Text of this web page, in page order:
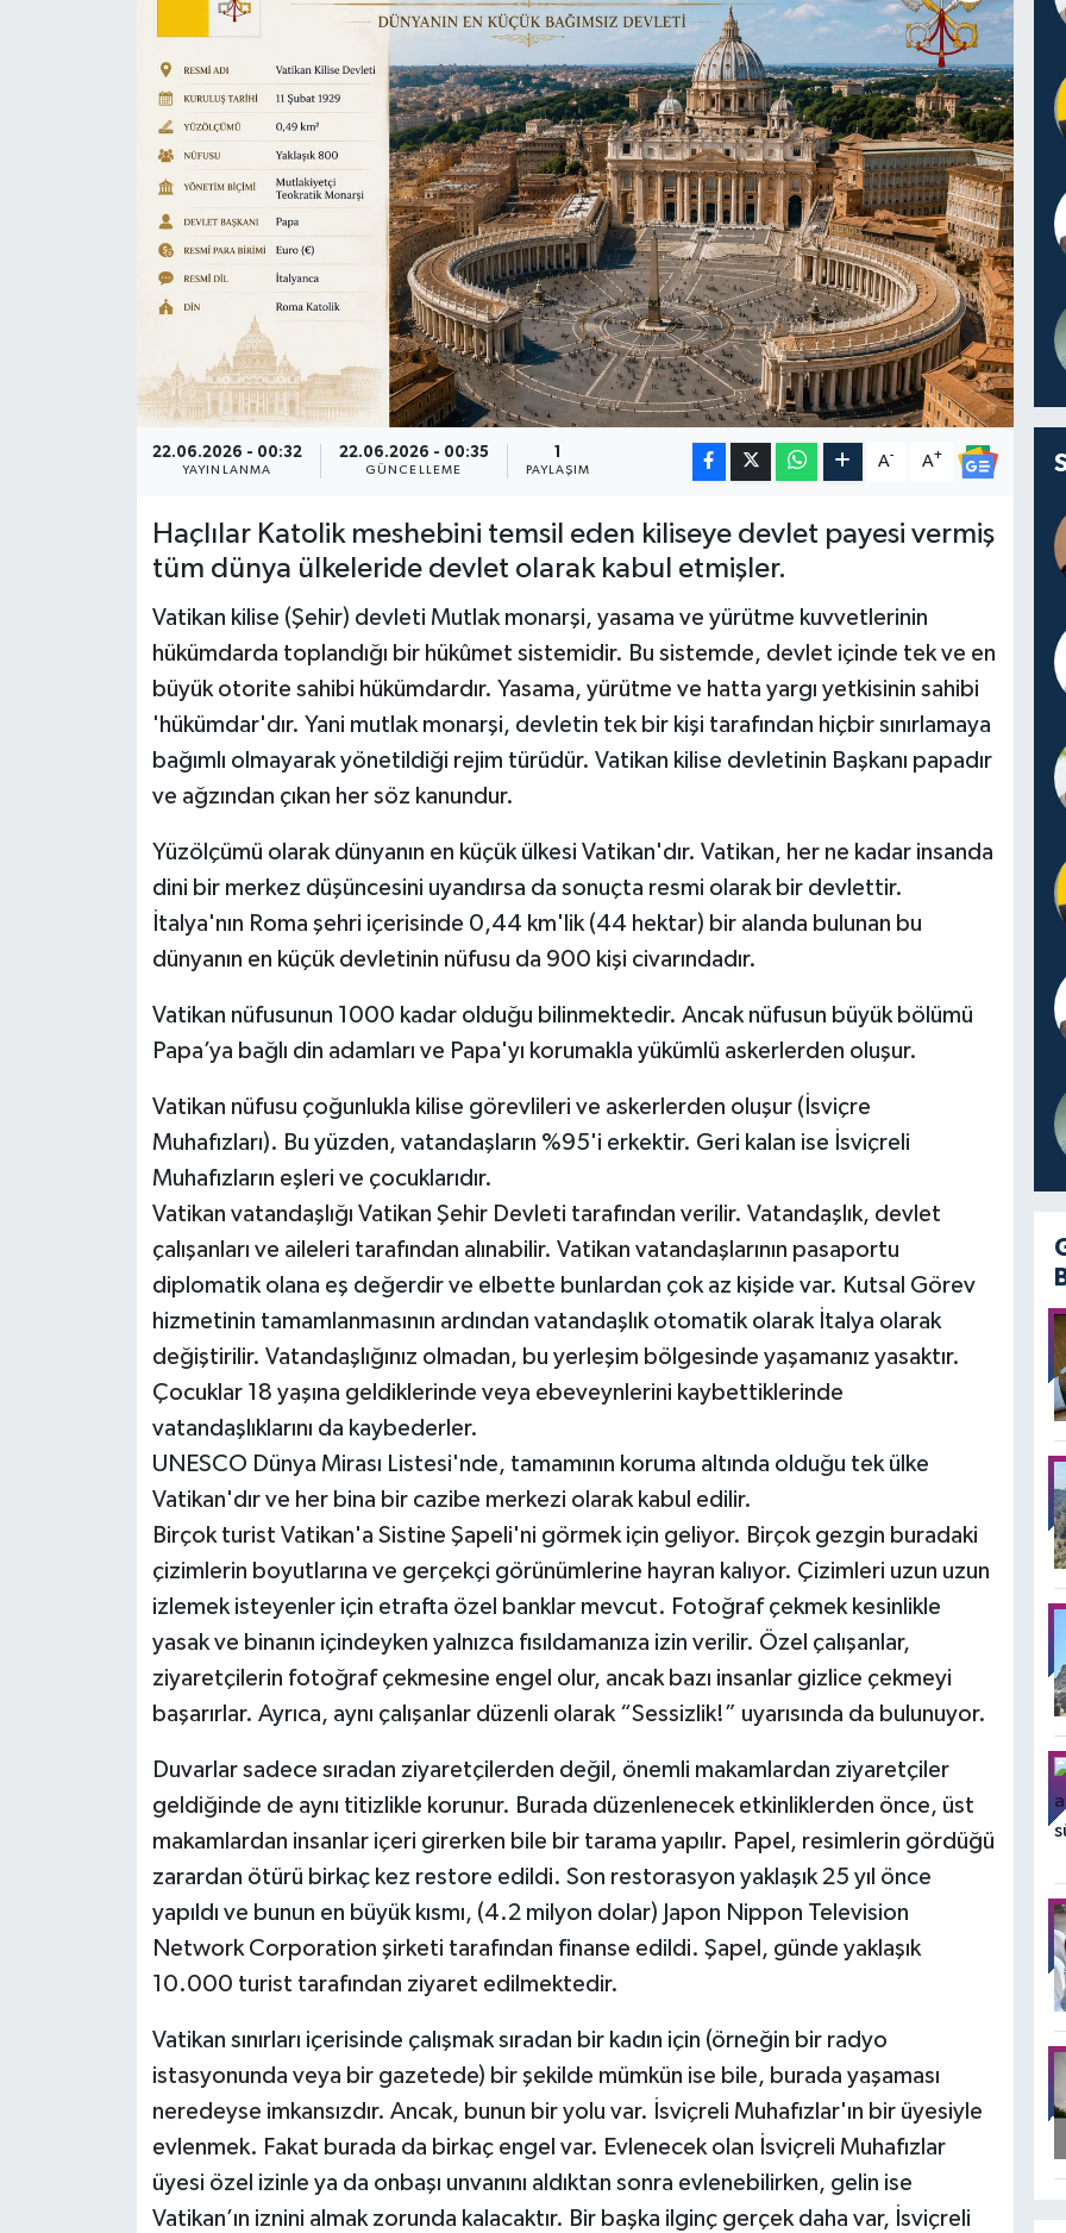
22.06.2026 - 00:32
YAYINLANMA
22.06.2026 - 00:35
GÜNCELLEME PAYLAŞIM
A- A+
Haçlılar Katolik meshebini temsil eden kiliseye devlet payesi vermiş
tüm dünya ülkeleride devlet olarak kabul etmişler.
Vatikan kilise (Şehir) devleti Mutlak monarşi, yasama ve yürütme kuvvetlerinin
hükümdarda toplandığı bir hükûmet sistemidir. Bu sistemde, devlet içinde tek ve en
büyük otorite sahibi hükümdardır. Yasama, yürütme ve hatta yargı yetkisinin sahibi
'hükümdar'dır. Yani mutlak monarşi, devletin tek bir kişi tarafından hiçbir sınırlamaya
bağımlı olmayarak yönetildiği rejim türüdür. Vatikan kilise devletinin Başkanı papadır
ve ağzından çıkan her söz kanundur.
Yüzölçümü olarak dünyanın en küçük ülkesi Vatikan'dır. Vatikan, her ne kadar insanda
dini bir merkez düşüncesini uyandırsa da sonuçta resmi olarak bir devlettir.
İtalya'nın Roma şehri içerisinde 0,44 km'lik (44 hektar) bir alanda bulunan bu
dünyanın en küçük devletinin nüfusu da 900 kişi civarındadır.
Vatikan nüfusunun 1000 kadar olduğu bilinmektedir. Ancak nüfusun büyük bölümü
Papa’ya bağlı din adamları ve Papa'yı korumakla yükümlü askerlerden oluşur.
Vatikan nüfusu çoğunlukla kilise görevlileri ve askerlerden oluşur (İsviçre
Muhafızları). Bu yüzden, vatandaşların %95'i erkektir. Geri kalan ise İsviçreli
Muhafızların eşleri ve çocuklarıdır.
Vatikan vatandaşlığı Vatikan Şehir Devleti tarafından verilir. Vatandaşlık, devlet
çalışanları ve aileleri tarafından alınabilir. Vatikan vatandaşlarının pasaportu
diplomatik olana eş değerdir ve elbette bunlardan çok az kişide var. Kutsal Görev
hizmetinin tamamlanmasının ardından vatandaşlık otomatik olarak İtalya olarak
değiştirilir. Vatandaşlığınız olmadan, bu yerleşim bölgesinde yaşamanız yasaktır.
Çocuklar 18 yaşına geldiklerinde veya ebeveynlerini kaybettiklerinde
vatandaşlıklarını da kaybederler.
UNESCO Dünya Mirası Listesi'nde, tamamının koruma altında olduğu tek ülke
Vatikan'dır ve her bina bir cazibe merkezi olarak kabul edilir.
Birçok turist Vatikan'a Sistine Şapeli'ni görmek için geliyor. Birçok gezgin buradaki
çizimlerin boyutlarına ve gerçekçi görünümlerine hayran kalıyor. Çizimleri uzun uzun
izlemek isteyenler için etrafta özel banklar mevcut. Fotoğraf çekmek kesinlikle
yasak ve binanın içindeyken yalnızca fısıldamanıza izin verilir. Özel çalışanlar,
ziyaretçilerin fotoğraf çekmesine engel olur, ancak bazı insanlar gizlice çekmeyi
başarırlar. Ayrıca, aynı çalışanlar düzenli olarak “Sessizlik!” uyarısında da bulunuyor.
Duvarlar sadece sıradan ziyaretçilerden değil, önemli makamlardan ziyaretçiler
geldiğinde de aynı titizlikle korunur. Burada düzenlenecek etkinliklerden önce, üst
makamlardan insanlar içeri girerken bile bir tarama yapılır. Papel, resimlerin gördüğü
zarardan ötürü birkaç kez restore edildi. Son restorasyon yaklaşık 25 yıl önce
yapıldı ve bunun en büyük kısmı, (4.2 milyon dolar) Japon Nippon Television
Network Corporation şirketi tarafından finanse edildi. Şapel, günde yaklaşık
10.000 turist tarafından ziyaret edilmektedir.
Vatikan sınırları içerisinde çalışmak sıradan bir kadın için (örneğin bir radyo
istasyonunda veya bir gazetede) bir şekilde mümkün ise bile, burada yaşaması
neredeyse imkansızdır. Ancak, bunun bir yolu var. İsviçreli Muhafızlar'ın bir üyesiyle
evlenmek. Fakat burada da birkaç engel var. Evlenecek olan İsviçreli Muhafızlar
üyesi özel izinle ya da onbaşı unvanını aldıktan sonra evlenebilirken, gelin ise
Vatikan’ın iznini almak zorunda kalacaktır. Bir başka ilginç gerçek daha var, İsviçreli